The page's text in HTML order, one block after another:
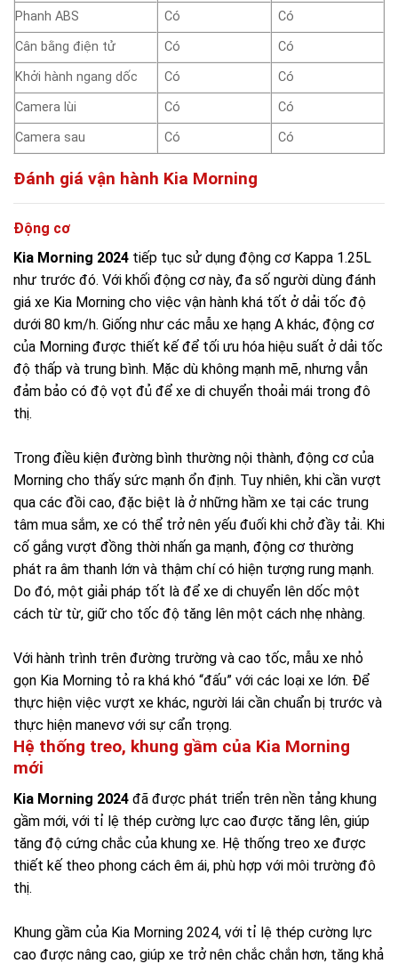
Phanh ABS
Có
Có
Cân bằng điện tử
Có
Có
Khởi hành ngang dốc
Có
Có
Camera lùi
Có
Có
Camera sau
Có Có
Đánh giá vận hành Kia Morning
Động cơ
Kia Morning 2024 tiếp tục sử dụng động cơ Kappa 1.25L
như trước đó. Với khối động cơ này, đa số người dùng đánh
giá xe Kia Morning cho việc vận hành khá tốt ở dải tốc độ
dưới 80 km/h. Giống như các mẫu xe hạng A khác, động cơ
của Morning được thiết kế để tối ưu hóa hiệu suất ở dải tốc
độ thấp và trung bình. Mặc dù không mạnh mẽ, nhưng vẫn
đảm bảo có độ vọt đủ để xe di chuyển thoải mái trong đô
thị.
Trong điều kiện đường bình thường nội thành, động cơ của
Morning cho thấy sức mạnh ổn định. Tuy nhiên, khi cần vượt
qua các đồi cao, đặc biệt là ở những hầm xe tại các trung
tâm mua sắm, xe có thể trở nên yếu đuối khi chở đầy tải. Khi
cố gắng vượt đồng thời nhấn ga mạnh, động cơ thường
phát ra âm thanh lớn và thậm chí có hiện tượng rung mạnh.
Do đó, một giải pháp tốt là để xe di chuyển lên dốc một
cách từ từ, giữ cho tốc độ tăng lên một cách nhẹ nhàng.
Với hành trình trên đường trường và cao tốc, mẫu xe nhỏ
gọn Kia Morning tỏ ra khá khó “đấu” với các loại xe lớn. Để
thực hiện việc vượt xe khác, người lái cần chuẩn bị trước và
thực hiện manevơ với sự cẩn trọng.
Hệ thống treo, khung gầm của Kia Morning
mới
Kia Morning 2024 đã được phát triển trên nền tảng khung
gầm mới, với tỉ lệ thép cường lực cao được tăng lên, giúp
tăng độ cứng chắc của khung xe. Hệ thống treo xe được
thiết kế theo phong cách êm ái, phù hợp với môi trường đô
thị.
Khung gầm của Kia Morning 2024, với tỉ lệ thép cường lực
cao được nâng cao, giúp xe trở nên chắc chắn hơn, tăng khả